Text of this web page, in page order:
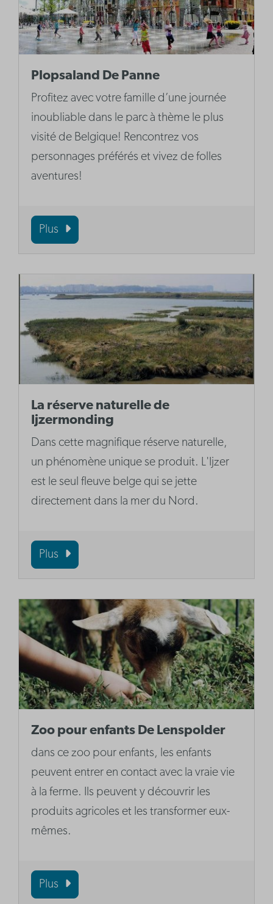
Plopsaland De Panne
Profitez avec votre famille d’une journée
inoubliable dans le parc à thème le plus
visité de Belgique! Rencontrez vos
personnages préférés et vivez de folles
aventures!
Plus
La réserve naturelle de
Ijzermonding
Dans cette magnifique réserve naturelle,
un phénomène unique se produit. L'Ijzer
est le seul fleuve belge qui se jette
directement dans la mer du Nord.
Plus
Zoo pour enfants De Lenspolder
dans ce zoo pour enfants, les enfants
peuvent entrer en contact avec la vraie vie
à la ferme. Ils peuvent y découvrir les
produits agricoles et les transformer eux-
mêmes.
Plus